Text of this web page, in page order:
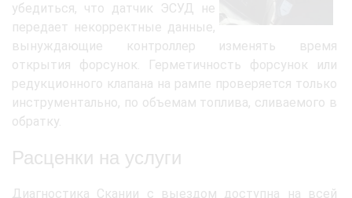
убедиться, что датчик ЭСУД не
передает некорректные данные,
вынуждающие контроллер изменять время
открытия форсунок. Герметичность форсунок или
редукционного клапана на рампе проверяется только
инструментально, по объемам топлива, сливаемого в
обратку.
Расценки на услуги
Диагностика Скании с выездом доступна на всей